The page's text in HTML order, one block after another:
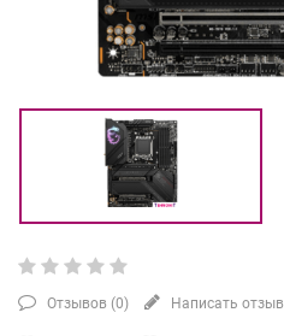
Отзывов (0) Написать отзыв